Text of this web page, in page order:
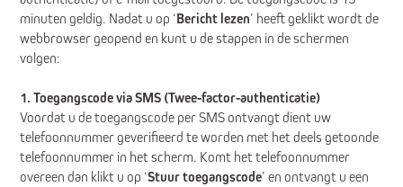
minuten geldig. Nadat u op ‘Bericht lezen’ heeft geklikt wordt de
webbrowser geopend en kunt u de stappen in de schermen
volgen:
1. Toegangscode via SMS (Twee-factor-authenticatie)
Voordat u de toegangscode per SMS ontvangt dient uw
telefoonnummer geverifieerd te worden met het deels getoonde
telefoonnummer in het scherm. Komt het telefoonnummer
overeen dan klikt u op ‘Stuur toegangscode’ en ontvangt u een